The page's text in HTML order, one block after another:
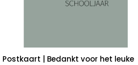
Postkaart | Bedankt voor het leuke